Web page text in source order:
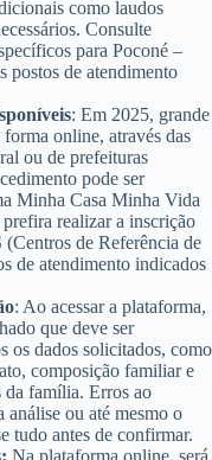
como laudos
Consulte
para Poconé –
postos de atendimento
: Em 2025, grande
online, através das
ou de prefeituras
pode ser
Minha Casa Minha Vida
realizar a inscrição
de Referência de
de atendimento indicados
: Ao acessar a plataforma,
que deve ser
os dados solicitados, como
composição familiar e
da família. Erros ao
análise ou até mesmo o
tudo antes de confirmar.